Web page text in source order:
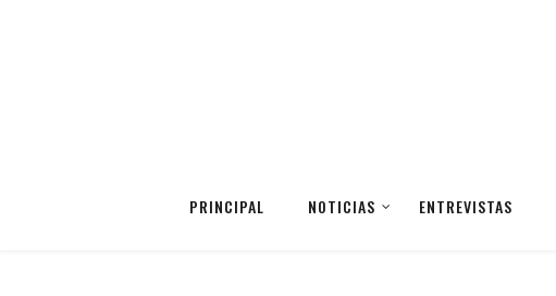
PRINCIPAL NOTICIAS ENTREVISTAS